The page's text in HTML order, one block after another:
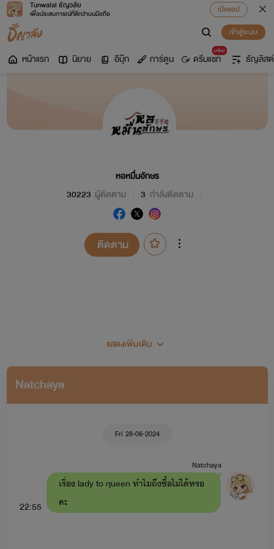
Tunwalai ธัญวลัย
เพื่อประสบการณ์ที่ดีกว่าบนมือถือ
เปิดแอป
เข้าสู่ระบบ
หน้าแรก นิยาย อีบุ๊ก การ์ตูน
มาใหม่
ดรีมแชท ธัญลิสต์
หอหมื่นอักษร
30223 ผู้ติดตาม 3 กำลังติดตาม
ติดตาม
แสดงเพิ่มเติม
Natchaya
Fri 28-06-2024
Natchaya
22:55
เรื่อง lady to queen ทำไมถึงซื้อไม่ได้หรอ
คะ